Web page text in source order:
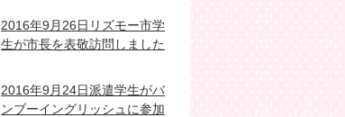
2016年9月26日リズモー市学
生が市長を表敬訪問しました
2016年9月24日派遣学生がバ
ンブーイングリッシュに参加